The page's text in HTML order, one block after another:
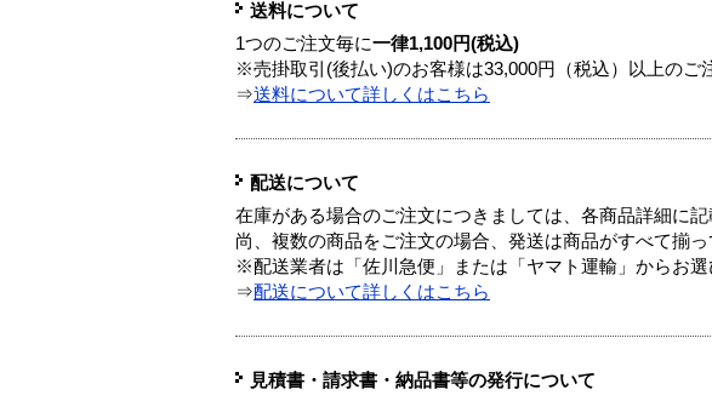
送料について
1つのご注文毎に一律1,100円(税込)
※売掛取引(後払い)のお客様は33,000円（税込）以上のご
⇒送料について詳しくはこちら
配送について
在庫がある場合のご注文につきましては、各商品詳細に
尚、複数の商品をご注文の場合、発送は商品がすべて揃っ
※配送業者は「佐川急便」または「ヤマト運輸」からお
⇒配送について詳しくはこちら
見積書・請求書・納品書等の発行について